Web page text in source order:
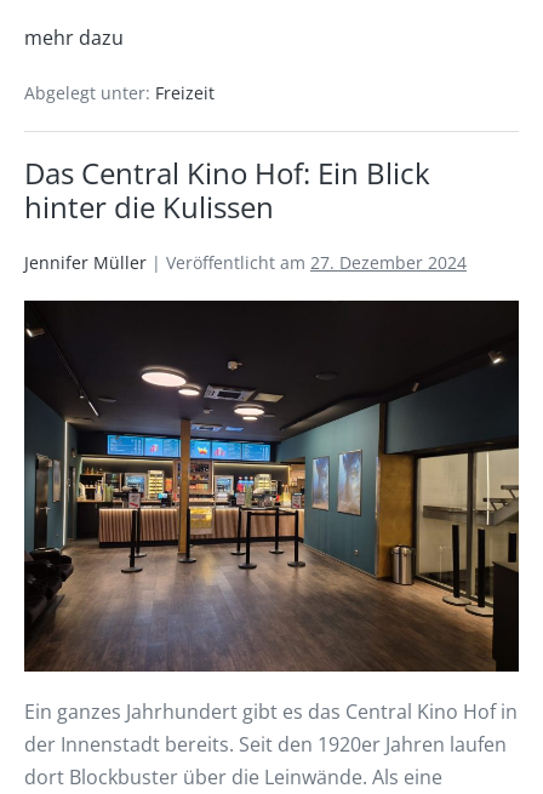
mehr dazu
Abgelegt unter: Freizeit
Das Central Kino Hof: Ein Blick
hinter die Kulissen
Jennifer Müller | Veröffentlicht am 27. Dezember 2024
Ein ganzes Jahrhundert gibt es das Central Kino Hof in
der Innenstadt bereits. Seit den 1920er Jahren laufen
dort Blockbuster über die Leinwände. Als eine